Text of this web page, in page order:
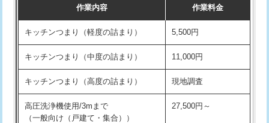
排水管工事（土の掘削・埋め戻し作
11,000円~
排水管工事（排水管工事/3ｍまで） 55,000円
排水管工事（追加 排水管工事/3ｍ超
+11,000円
マス交換（土の掘削・埋め戻し作業）
式・ワンホール）)
交換・取付(排水栓・排水トラップ
22,000円+材料費
作業内容 作業料金
キッチンつまり（軽度の詰まり） 5,500円
キッチンつまり（中度の詰まり） 11,000円
キッチンつまり（高度の詰まり） 現地調査
高圧洗浄機使用/3mまで
（一般向け（戸建て・集合））
27,500円～